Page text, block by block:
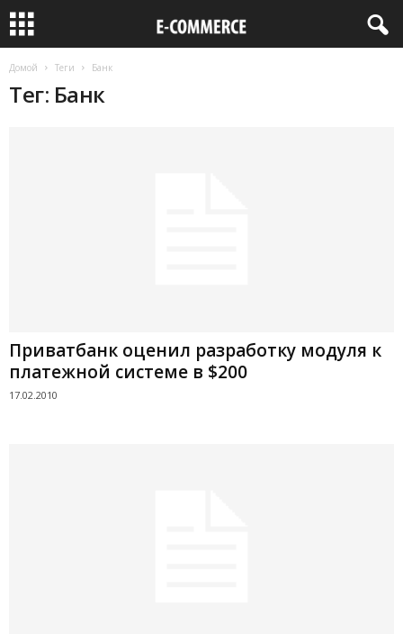
Домой Теги Банк
Тег: Банк
Приватбанк оценил разработку модуля к
платежной системе в $200
17.02.2010